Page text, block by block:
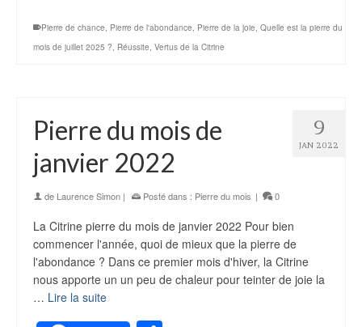
Pierre de chance, Pierre de l'abondance, Pierre de la joie, Quelle est la pierre du
mois de juillet 2025 ?, Réussite, Vertus de la Citrine
9
JAN 2022
Pierre du mois de
janvier 2022
de Laurence Simon | Posté dans : Pierre du mois | 0
La Citrine pierre du mois de janvier 2022 Pour bien
commencer l'année, quoi de mieux que la pierre de
l'abondance ? Dans ce premier mois d'hiver, la Citrine
nous apporte un un peu de chaleur pour teinter de joie la
… Lire la suite